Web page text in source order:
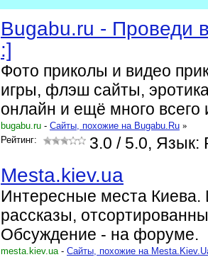
Bugabu.ru - Проведи
:]
Фото приколы и видео
игры, флэш сайты,
онлайн и ещё много всего
bugabu.ru - Cайты, похожие на Bugabu.Ru »
Рейтинг:
3.0 / 5.0, Язык:
Mesta.kiev.ua
Интересные места
рассказы,
Обсуждение - на форуме.
mesta.kiev.ua- Cайты, похожие на